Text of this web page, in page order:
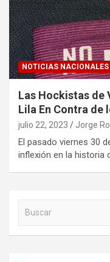
NOTICIAS NACIONALES
Las Hockistas de
Lila En Contra de
julio 22, 2023 Jorge
El pasado viernes 30
inflexión en la historia